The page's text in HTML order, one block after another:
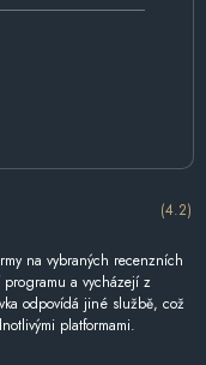
(4.2)
na vybraných recenzních
a vycházejí z
odpovídá jiné službě, což
platformami.